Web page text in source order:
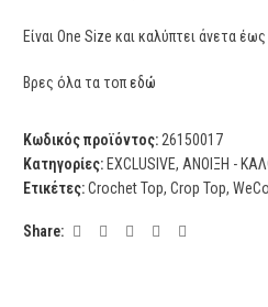
Είναι One Size και καλύπτει άνετα έως
Βρες όλα τα τοπεδώ
Κωδικός προϊόντος: 26150017
Κατηγορίες:EXCLUSIVE, ΑΝΟΙΞΗ -
Ετικέτες:Crochet Top, Crop Top,
Share: